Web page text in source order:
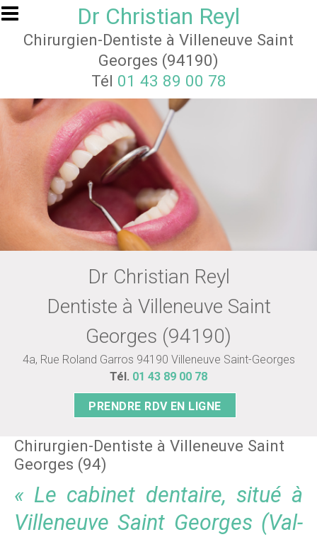
Aller au contenu principalDr Christian Reyl
Chirurgien-Dentiste à Villeneuve Saint
Georges (94190)
Tél 01 43 89 00 78
Dr Christian Reyl
Dentiste à Villeneuve Saint
Georges (94190)
4a, Rue Roland Garros 94190 Villeneuve Saint-Georges
Tél. 01 43 89 00 78
PRENDRE RDV EN LIGNE
Chirurgien-Dentiste à Villeneuve Saint
Georges (94)
« Le cabinet dentaire, situé à
Villeneuve Saint Georges (Val-